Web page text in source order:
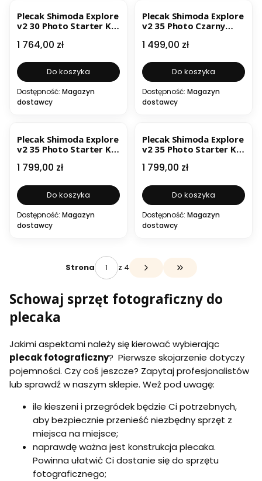
Plecak Shimoda Explore
v2 30 Photo Starter Kit
Cena
1 764,00 zł
Do koszyka
Dostępność: Magazyn
dostawcy
Plecak Shimoda Explore
v2 35 Photo Czarny
Cena
1 499,00 zł
Do koszyka
Dostępność: Magazyn
dostawcy
Plecak Shimoda Explore
v2 35 Photo Starter Kit
Cena
1 799,00 zł
Do koszyka
Dostępność: Magazyn
dostawcy
Plecak Shimoda Explore
v2 35 Photo Starter Kit
Cena
1 799,00 zł
Do koszyka
Dostępność: Magazyn
dostawcy
Strona z 4 Przejdź do ostatniej
Schowaj sprzęt fotograficzny do
plecaka
Jakimi aspektami należy się kierować wybierając
plecak fotograficzny? Pierwsze skojarzenie dotyczy
pojemności. Czy coś jeszcze? Zapytaj profesjonalistów
lub sprawdź w naszym sklepie. Weź pod uwagę:
ile kieszeni i przegródek będzie Ci potrzebnych,
aby bezpiecznie przenieść niezbędny sprzęt z
miejsca na miejsce;
naprawdę ważna jest konstrukcja plecaka.
Powinna ułatwić Ci dostanie się do sprzętu
fotograficznego;